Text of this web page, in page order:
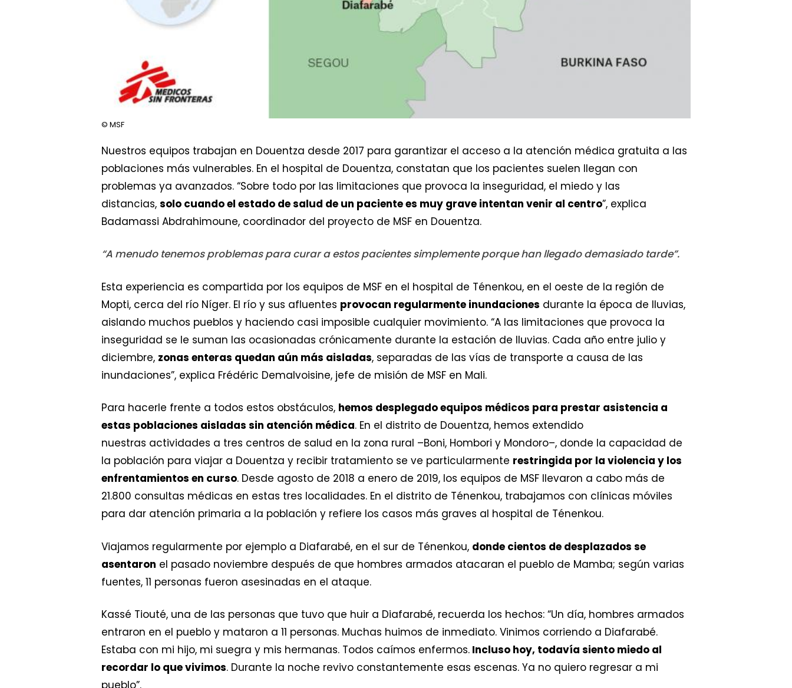
© MSF
Nuestros equipos trabajan en Douentza desde 2017 para garantizar el acceso a la atención médica gratuita a las
poblaciones más vulnerables. En el hospital de Douentza, constatan que los pacientes suelen llegan con
problemas ya avanzados. “Sobre todo por las limitaciones que provoca la inseguridad, el miedo y las
distancias, solo cuando el estado de salud de un paciente es muy grave intentan venir al centro”, explica
Badamassi Abdrahimoune, coordinador del proyecto de MSF en Douentza.
“A menudo tenemos problemas para curar a estos pacientes simplemente porque han llegado demasiado tarde”.
Esta experiencia es compartida por los equipos de MSF en el hospital de Ténenkou, en el oeste de la región de
Mopti, cerca del río Níger. El río y sus afluentes provocan regularmente inundaciones durante la época de lluvias,
aislando muchos pueblos y haciendo casi imposible cualquier movimiento. “A las limitaciones que provoca la
inseguridad se le suman las ocasionadas crónicamente durante la estación de lluvias. Cada año entre julio y
diciembre, zonas enteras quedan aún más aisladas, separadas de las vías de transporte a causa de las
inundaciones”, explica Frédéric Demalvoisine, jefe de misión de MSF en Mali.
Para hacerle frente a todos estos obstáculos, hemos desplegado equipos médicos para prestar asistencia a
estas poblaciones aisladas sin atención médica. En el distrito de Douentza, hemos extendido
nuestras actividades a tres centros de salud en la zona rural –Boni, Hombori y Mondoro–, donde la capacidad de
la población para viajar a Douentza y recibir tratamiento se ve particularmente restringida por la violencia y los
enfrentamientos en curso. Desde agosto de 2018 a enero de 2019, los equipos de MSF llevaron a cabo más de
21.800 consultas médicas en estas tres localidades. En el distrito de Ténenkou, trabajamos con clínicas móviles
para dar atención primaria a la población y refiere los casos más graves al hospital de Ténenkou.
Viajamos regularmente por ejemplo a Diafarabé, en el sur de Ténenkou, donde cientos de desplazados se
asentaron el pasado noviembre después de que hombres armados atacaran el pueblo de Mamba; según varias
fuentes, 11 personas fueron asesinadas en el ataque.
Kassé Tiouté, una de las personas que tuvo que huir a Diafarabé, recuerda los hechos: “Un día, hombres armados
entraron en el pueblo y mataron a 11 personas. Muchas huimos de inmediato. Vinimos corriendo a Diafarabé.
Estaba con mi hijo, mi suegra y mis hermanas. Todos caímos enfermos. Incluso hoy, todavía siento miedo al
recordar lo que vivimos. Durante la noche revivo constantemente esas escenas. Ya no quiero regresar a mi